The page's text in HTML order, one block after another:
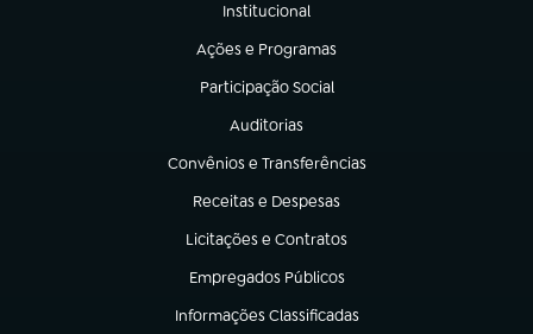
Institucional
(abre em nova aba)
Ações e Programas
(abre em nova aba)
Participação Social
(abre em nova aba)
Auditorias
(abre em nova aba)
Convênios e Transferências
(abre em nova aba)
Receitas e Despesas
(abre em nova aba)
Licitações e Contratos
(abre em nova aba)
Empregados Públicos
(abre em nova aba)
Informações Classificadas
(abre em nova aba)